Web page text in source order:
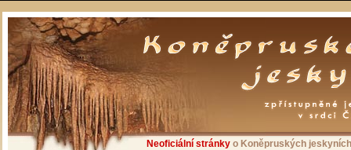
Neoficiální stránky o Koněpruských